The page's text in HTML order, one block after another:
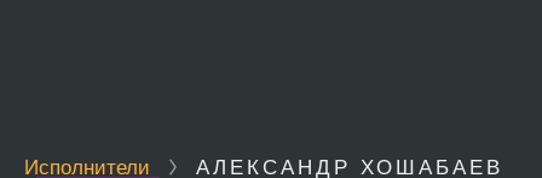
Исполнители АЛЕКСАНДР ХОШАБАЕВ